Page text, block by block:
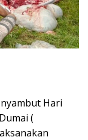
Hari
(